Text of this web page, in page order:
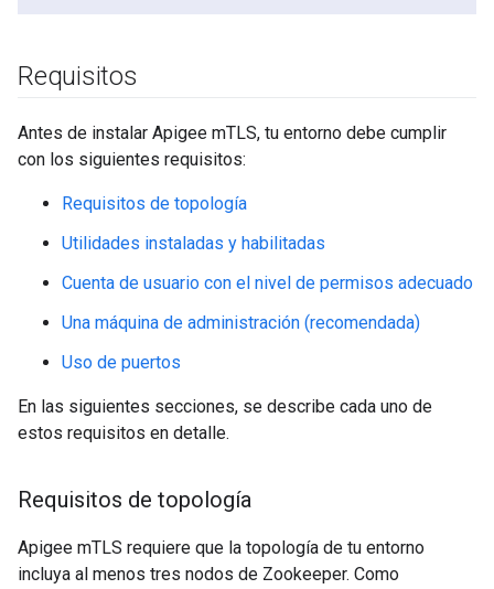
Requisitos
Antes de instalar Apigee mTLS, tu entorno debe cumplir
con los siguientes requisitos:
Requisitos de topología
Utilidades instaladas y habilitadas
Cuenta de usuario con el nivel de permisos adecuado
Una máquina de administración (recomendada)
Uso de puertos
En las siguientes secciones, se describe cada uno de
estos requisitos en detalle.
Requisitos de topología
Apigee mTLS requiere que la topología de tu entorno
incluya al menos tres nodos de Zookeeper. Como